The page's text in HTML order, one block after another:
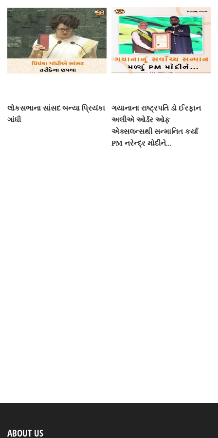
લોકસભાના સાંસદ બન્યા પ્રિયંકા
ગાંધી
ગયાનાના રાષ્ટ્રપતિ ડો ઈરફાન
અલીએ ઓર્ડર ઓફ
એક્સલન્સથી સન્માનિત કર્યા
PM નરેન્દ્ર મોદીને...
ABOUT US